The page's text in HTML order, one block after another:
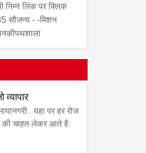
निम्न लिंक पर क्लिक
सौजन्य - -मिशन
. यहा पर हर रोज
की चाहत लेकर आते है.